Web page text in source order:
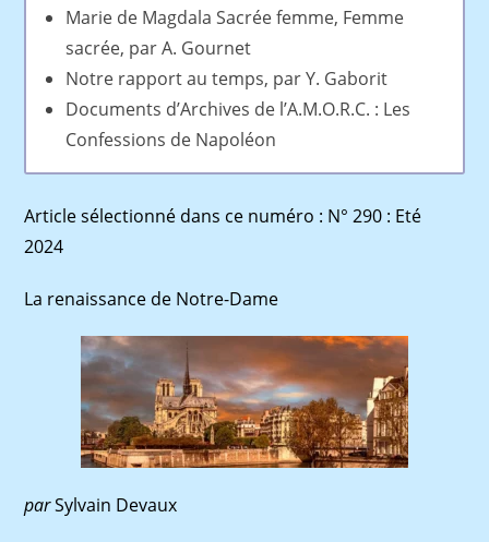
Marie de Magdala Sacrée femme, Femme
sacrée, par A. Gournet
Notre rapport au temps, par Y. Gaborit
Documents d’Archives de l’A.M.O.R.C. : Les
Confessions de Napoléon
Article sélectionné dans ce numéro : N° 290 : Eté
2024
La renaissance de Notre-Dame
parSylvain Devaux